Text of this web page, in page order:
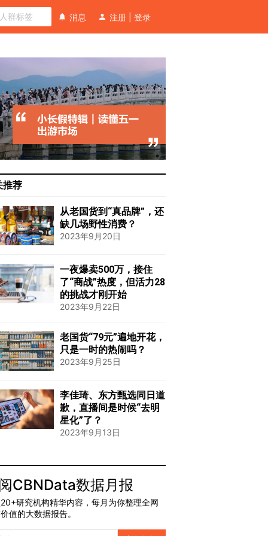
消息 注册 登录
推荐
从老国货到“真品牌”，还
缺几场野性消费？
2023年9月20日
一夜爆卖500万，接住
了“商战”热度，但活力28
的挑战才刚开始
2023年9月22日
老国货“79元”遍地开花，
只是一时的热闹吗？
2023年9月25日
李佳琦、东方甄选同日道
歉，直播间是时候“去明
星化”了？
2023年9月13日
CBNData数据月报
研究机构精华内容，每月为你整理全网
值的大数据报告。